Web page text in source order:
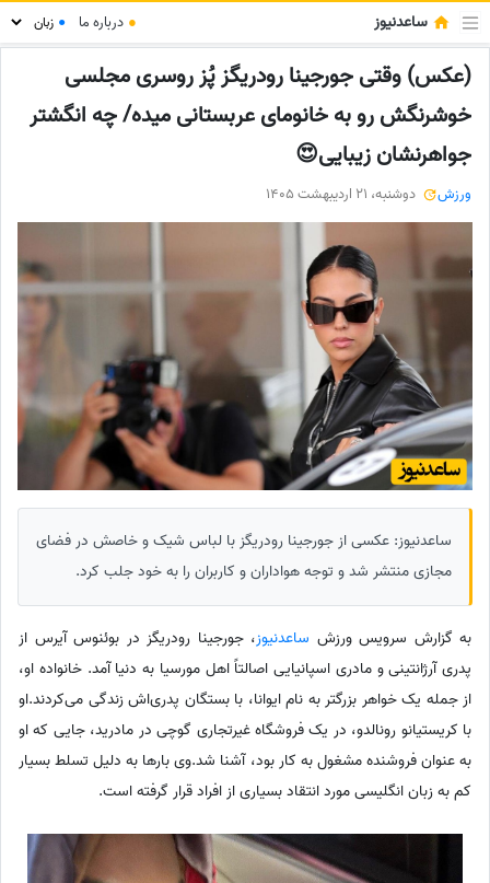
ساعدنیوز ● درباره ما ●
(عکس) وقتی جورجینا رودریگز پُز روسری مجلسی
خوشرنگش رو به خانومای عربستانی میده/ چه انگشتر
جواهرنشان زیبایی😍
ورزش دوشنبه، 21 اردیبهشت 1405
ساعدنیوز: عکسی از جورجینا رودریگز با لباس شیک و خاصش در فضای
مجازی منتشر شد و توجه هواداران و کاربران را به خود جلب کرد.
به گزارش سرویس ورزش ساعدنیوز، جورجینا رودریگز در بوئنوس آیرس از
پدری آرژانتینی و مادری اسپانیایی اصالتاً اهل مورسیا به دنیا آمد. خانواده او،
از جمله یک خواهر بزرگتر به نام ایوانا، با بستگان پدری‌اش زندگی می‌کردند.او
با کریستیانو رونالدو، در یک فروشگاه غیرتجاری گوچی در مادرید، جایی که او
به عنوان فروشنده مشغول به کار بود، آشنا شد.وی بارها به دلیل تسلط بسیار
کم به زبان انگلیسی مورد انتقاد بسیاری از افراد قرار گرفته است.